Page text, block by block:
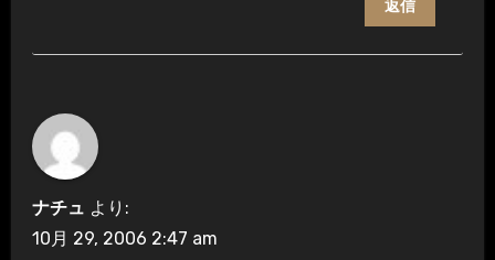
返信
ナチュ より:
10月 29, 2006 2:47 am